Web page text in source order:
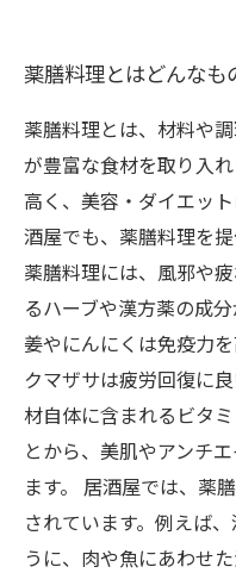
薬膳料理とはどんなも
薬膳料理とは、材料や
が豊富な食材を取り入
高く、美容・ダイエッ
酒屋でも、薬膳料理を
薬膳料理には、風邪や
るハーブや漢方薬の成
姜やにんにくは免疫力
クマザサは疲労回復に
材自体に含まれるビタ
とから、美肌やアンチ
ます。 居酒屋では、薬
されています。例えば
うに、肉や魚にあわせ